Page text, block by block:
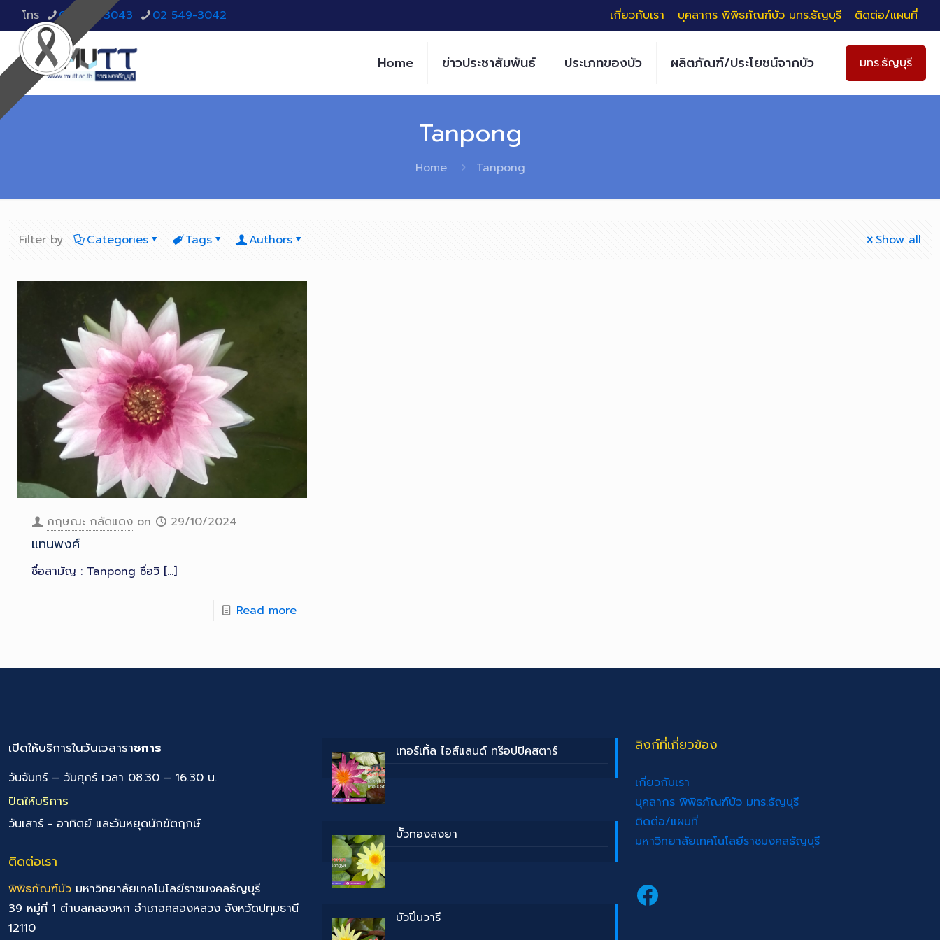
โทร 02 549-3043 02 549-3042 เกี่ยวกับเรา บุคลากร พิพิธภัณฑ์บัว มทร.ธัญบุรี ติดต่อ/แผนที่
Home ข่าวประชาสัมพันธ์ ประเภทของบัว ผลิตภัณฑ์/ประโยชน์จากบัว มทร.ธัญบุรี
Tanpong
Home Tanpong
Filter by Categories Tags Authors Show all
กฤษณะ กลัดแดง on 29/10/2024
แทนพงศ์
ชื่อสามัญ : Tanpong ชื่อวิ […]
Read more
เปิดให้บริการในวันเวลาราชการ
วันจันทร์ – วันศุกร์ เวลา 08.30 – 16.30 น.
ปิดให้บริการ
วันเสาร์ - อาทิตย์ และวันหยุดนักขัตฤกษ์
ติดต่อเรา
พิพิธภัณฑ์บัว มหาวิทยาลัยเทคโนโลยีราชมงคลธัญบุรี
39 หมู่ที่ 1 ตำบลคลองหก อำเภอคลองหลวง จังหวัดปทุมธานี
12110
เทอร์เทิ้ล ไอส์แลนด์ ทร๊อปปิคสตาร์
บััวทองลงยา
บัวปิ่นวารี
ลิงก์ที่เกี่ยวข้อง
เกี่ยวกับเรา
บุคลากร พิพิธภัณฑ์บัว มทร.ธัญบุรี
ติดต่อ/แผนที่
มหาวิทยาลัยเทคโนโลยีราชมงคลธัญบุรี
Facebook